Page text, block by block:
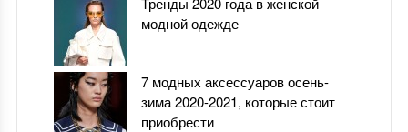
модной одежде
7 модных аксессуаров осень-
зима 2020-2021, которые стоит
приобрести